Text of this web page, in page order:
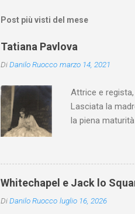
Post più visti del mese
Tatiana Pavlova
DiDanilo Ruocco marzo 14, 2021
Attrice e
Lasciata la
la piena
Whitechapel e Jack lo
DiDanilo Ruocco luglio 16, 2026